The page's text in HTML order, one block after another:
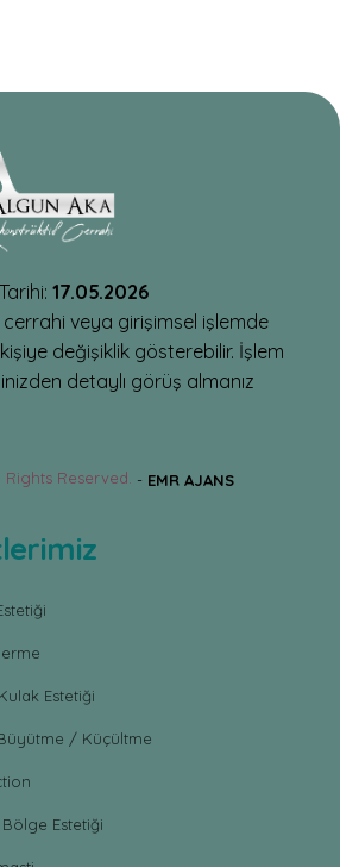
17.05.2026
cerrahi veya girişimsel işlemde
değişiklik gösterebilir. İşlem
detaylı görüş almanız
Reserved. - EMR AJANS
Estetiği
/ Küçültme
Estetiği